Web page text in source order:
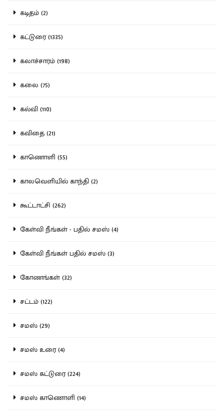
கடிதம் (2)
கட்டுரை (1335)
கலாச்சாரம் (198)
கலை (75)
கல்வி (110)
கவிதை (21)
காணொளி (55)
காலவெளியில் காந்தி (2)
கூட்டாட்சி (262)
கேள்வி நீங்கள் - பதில் சமஸ் (4)
கேள்வி நீங்கள் பதில் சமஸ் (3)
கோணங்கள் (32)
சட்டம் (122)
சமஸ் (29)
சமஸ் உரை (4)
சமஸ் கட்டுரை (224)
சமஸ் காணொளி (14)